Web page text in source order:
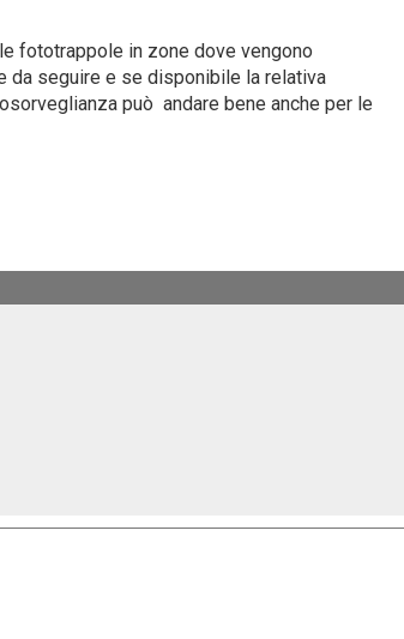
fototrappole in zone dove vengono
da seguire e se disponibile la relativa
può andare bene anche per le